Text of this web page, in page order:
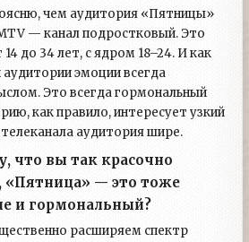
чем аудитория «Пятницы»
— канал подростковый. Это
до 34 лет, с ядром 18–24. И как
эмоции всегда
Это всегда гормональный
как правило, интересует узкий
аудитория шире.
что вы так красочно
— это тоже
и гормональный?
расширяем спектр